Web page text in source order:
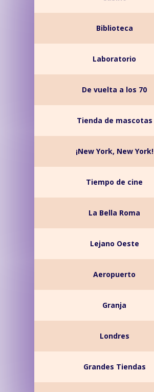
Biblioteca
Laboratorio
De vuelta a los 70
Tienda de mascotas
¡New York, New York!
Tiempo de cine
La Bella Roma
Lejano Oeste
Aeropuerto
Granja
Londres
Grandes Tiendas